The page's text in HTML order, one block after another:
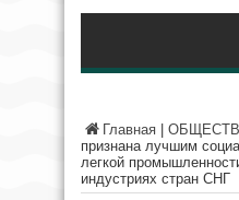
Главная
признана лучшим
легкой
индустриях стран СНГ